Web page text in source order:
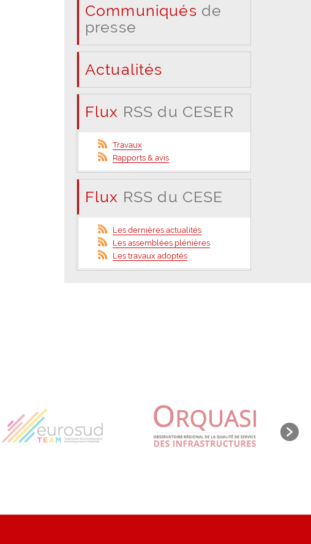
Communiqués de
presse
Actualités
Flux RSS du CESER
Travaux
Rapports & avis
Flux RSS du CESE
Les dernières actualités
Les assemblées plénières
Les travaux adoptés